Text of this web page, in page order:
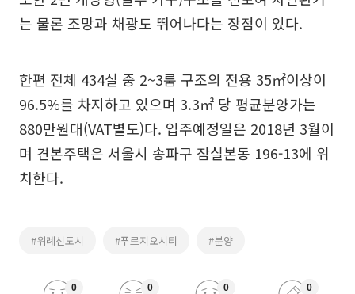
는 물론 조망과 채광도 뛰어나다는 장점이 있다.
한편 전체 434실 중 2~3룸 구조의 전용 35㎡이상이
96.5%를 차지하고 있으며 3.3㎡ 당 평균분양가는
880만원대(VAT별도)다. 입주예정일은 2018년 3월이
며 견본주택은 서울시 송파구 잠실본동 196-13에 위
치한다.
#위례신도시 #푸르지오시티 #분양
0 0 0 0